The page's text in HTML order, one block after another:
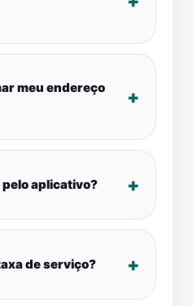
meu endereço
aplicativo?
de serviço?